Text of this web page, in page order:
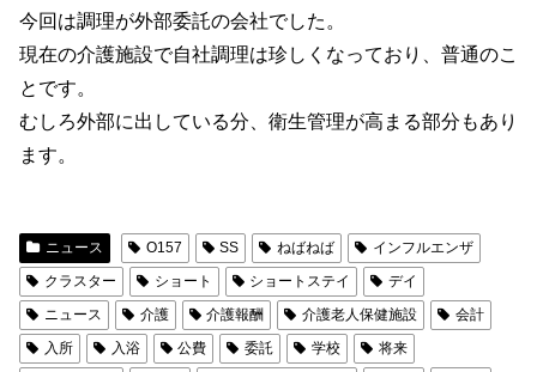
今回は調理が外部委託の会社でした。
現在の介護施設で自社調理は珍しくなっており、普通のこ
とです。
むしろ外部に出している分、衛生管理が高まる部分もあり
ます。
ニュース O157 SS ねばねば
インフルエンザ
クラスター
ショート ショートステイ
デイ
ニュース
介護 介護報酬 介護老人保健施設
会計
入所
入浴 公費 委託 学校
将来